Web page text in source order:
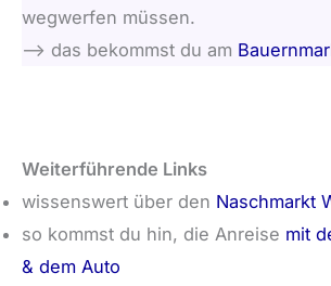
wegwerfen müssen.
–> das bekommst du am
Weiterführende Links
wissenswert über den Naschmarkt
so kommst du hin, die Anreise mit
& dem Auto